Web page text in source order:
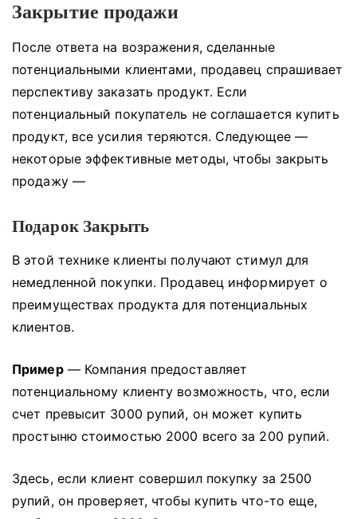
Закрытие продажи
После ответа на возражения, сделанные
потенциальными клиентами, продавец спрашивает
перспективу заказать продукт. Если
потенциальный покупатель не соглашается купить
продукт, все усилия теряются. Следующее —
некоторые эффективные методы, чтобы закрыть
продажу —
Подарок Закрыть
В этой технике клиенты получают стимул для
немедленной покупки. Продавец информирует о
преимуществах продукта для потенциальных
клиентов.
Пример— Компания предоставляет
потенциальному клиенту возможность, что, если
счет превысит 3000 рупий, он может купить
простыню стоимостью 2000 всего за 200 рупий.
Здесь, если клиент совершил покупку за 2500
рупий, он проверяет, чтобы купить что-то еще,